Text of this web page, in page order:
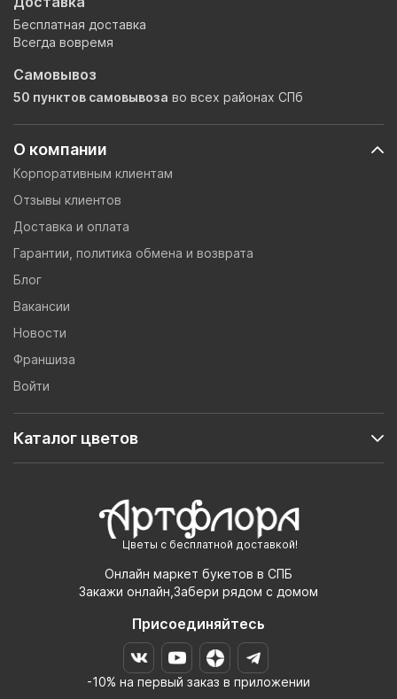
Цветы с бесплатной доставкой!
Онлайн маркет букетов в СПБ
Закажи онлайн,Забери рядом с домом
Присоединяйтесь
-10% на первый заказ в приложении
О компании
Корпоративным клиентам
Отзывы клиентов
Доставка и оплата
Гарантии, политика обмена и возврата
Блог
Вакансии
Новости
Франшиза
Войти
Каталог цветов
Бесплатная доставка
Всегда вовремя
Самовывоз
50 пунктов самовывоза во всех районах СПб